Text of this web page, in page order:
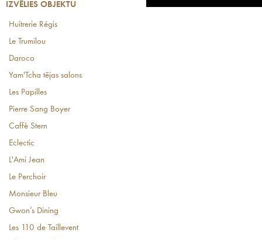
IZVĒLIES OBJEKTU
Huîtrerie Régis
Le Trumilou
Daroco
Yam'Tcha tējas salons
Les Papilles
Pierre Sang Boyer
Caffè Stern
Eclectic
L'Ami Jean
Le Perchoir
Monsieur Bleu
Gwon’s Dining
Les 110 de Taillevent